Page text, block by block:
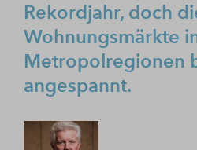
Rekordjahr, doch
Wohnungsmärkte
Metropolregionen
angespannt.